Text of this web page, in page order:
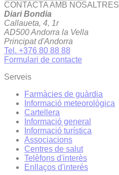
CONTACTA AMB NOSALTRES
Diari Bondia
Callaueta, 4, 1r
AD500 Andorra la Vella
Principat d'Andorra
Tel. +376 80 88 88
Formulari de contacte
Serveis
Farmàcies de guàrdia
Informació meteorològica
Cartellera
Informació general
Informació turística
Associacions
Centres de salut
Telèfons d'interès
Enllaços d'interés